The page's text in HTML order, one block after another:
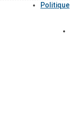
Politique